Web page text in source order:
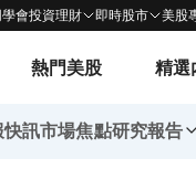
會投資理財 即時股市 美股
熱門美股 精選
快訊市場焦點研究報告